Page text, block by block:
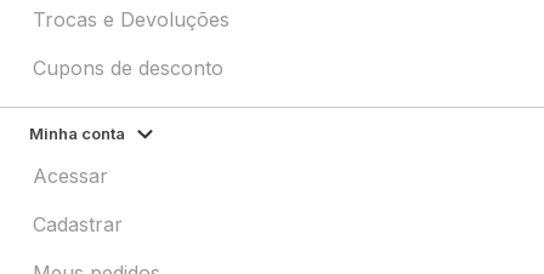
Trocas e Devoluções
Cupons de desconto
Minha conta
Acessar
Cadastrar